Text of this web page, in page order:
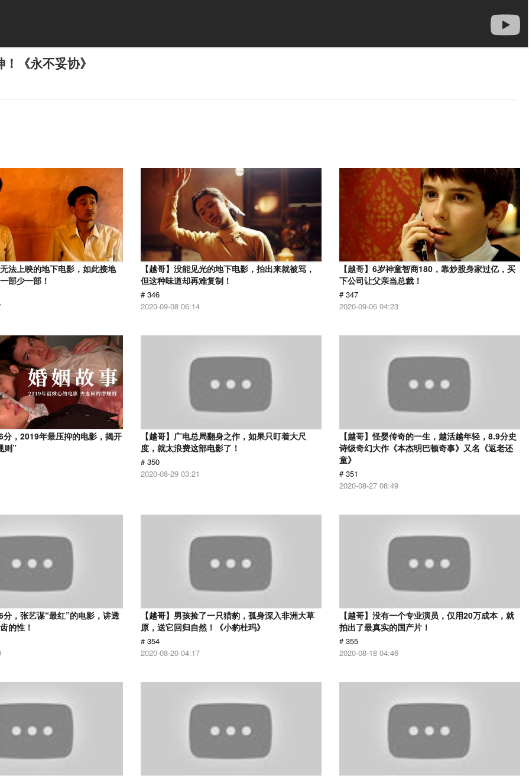
《永不妥协》
法上映的地下电影，如此接地
部少一部！
【越哥】没能见光的地下电影，拍出来就被骂，
但这种味道却再难复制！
# 346
2020-09-08 06:14
【越哥】6岁神童智商180，靠炒股身家过亿，买
下公司让父亲当总裁！
# 347
2020-09-06 04:23
分，2019年最压抑的电影，揭开
则”
【越哥】广电总局翻身之作，如果只盯着大尺
度，就太浪费这部电影了！
# 350
2020-08-29 03:21
【越哥】怪婴传奇的一生，越活越年轻，8.9分史
诗级奇幻大作《本杰明巴顿奇事》又名《返老还
童》
# 351
2020-08-27 08:49
分，张艺谋“最红”的电影，讲透
的性！
【越哥】男孩捡了一只猎豹，孤身深入非洲大草
原，送它回归自然！《小豹杜玛》
# 354
2020-08-20 04:17
【越哥】没有一个专业演员，仅用20万成本，就
拍出了最真实的国产片！
# 355
2020-08-18 04:46